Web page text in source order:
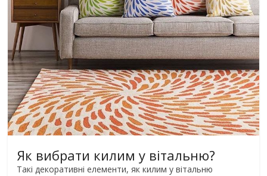
Як вибрати килим у вітальню?
Такі декоративні елементи, як килим у вітальню